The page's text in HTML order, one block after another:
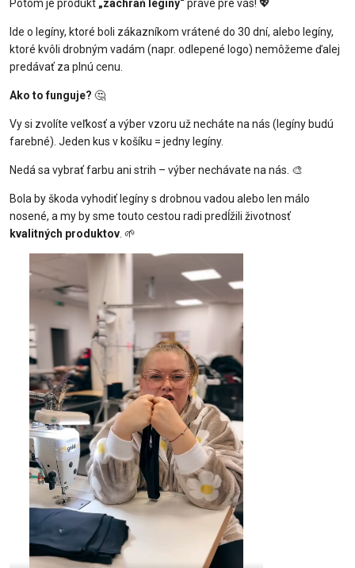
Potom je produkt „zachráň legíny“ práve pre vás! 💖
Ide o legíny, ktoré boli zákazníkom vrátené do 30 dní, alebo legíny,
ktoré kvôli drobným vadám (napr. odlepené logo) nemôžeme ďalej
predávať za plnú cenu.
Ako to funguje? 🤔
Vy si zvolíte veľkosť a výber vzoru už necháte na nás (legíny budú
farebné). Jeden kus v košíku = jedny legíny.
Nedá sa vybrať farbu ani strih – výber nechávate na nás. 🎨
Bola by škoda vyhodiť legíny s drobnou vadou alebo len málo
nosené, a my by sme touto cestou radi predĺžili životnosť
kvalitných produktov . 🌱